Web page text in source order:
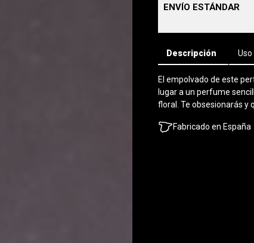
ENVÍO ESTÁNDAR
Descripción Uso
El empolvado de este
lugar a un perfume
floral. Te obsesionarás y
Fabricado en España